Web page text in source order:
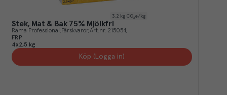
3.2 kg CO₂e/kg
Stek, Mat & Bak 75% Mjölkfri
Rama Professional Färskvaror Art.nr. 215054
FRP
4x2,5 kg
Köp (Logga in)